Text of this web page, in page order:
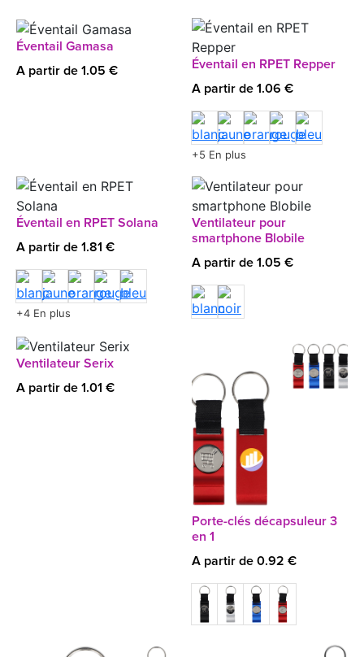
Éventail Gamasa
A partir de 1.05 €
Éventail en RPET Repper
A partir de 1.06 €
+5 En plus
Éventail en RPET Solana
A partir de 1.81 €
+4 En plus
Ventilateur pour
smartphone Blobile
A partir de 1.05 €
Ventilateur Serix
A partir de 1.01 €
Porte-clés décapsuleur 3
en 1
A partir de 0.92 €